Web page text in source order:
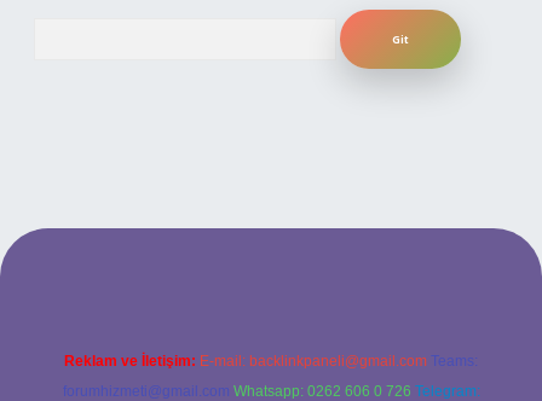
Reklam ve İletişim: E-mail: backlinkpaneli@gmail.com Teams:
forumhizmeti@gmail.com Whatsapp: 0262 606 0 726 Telegram: